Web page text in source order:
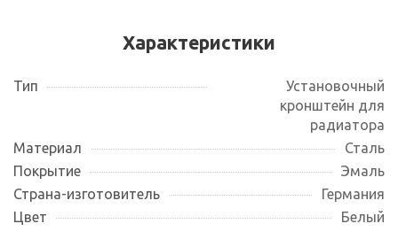
Характеристики
Тип
Установочный
кронштейн для
радиатора
Материал
Сталь
Покрытие
Эмаль
Страна-изготовитель
Германия
Цвет
Белый